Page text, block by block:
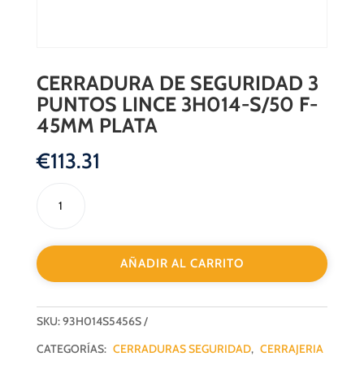
CERRADURA DE SEGURIDAD 3
PUNTOS LINCE 3H014-S/50 F-
45MM PLATA
€113.31
3
PUNTOS
LINCE
3H014-
S/50
AÑADIR AL CARRITO
SKU:93H014S5456S
CATEGORÍAS: CERRADURAS SEGURIDAD, CERRAJERIA